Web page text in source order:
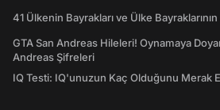
41 Ülkenin Bayrakları ve Ülke Bayraklarının
GTA San Andreas Hileleri! Oynamaya
Andreas Şifreleri
IQ Testi: IQ'unuzun Kaç Olduğunu Merak